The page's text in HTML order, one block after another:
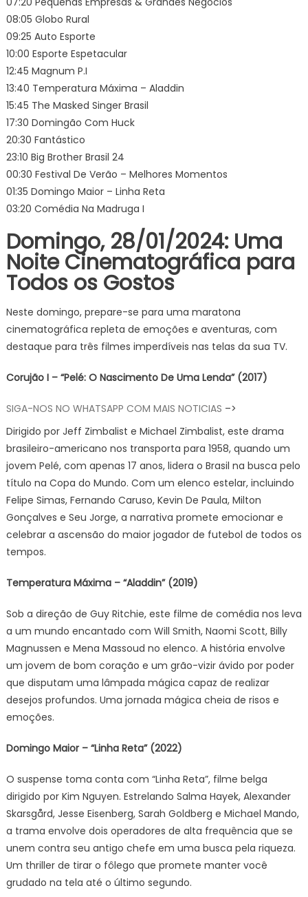
08:05 Globo Rural
09:25 Auto Esporte
10:00 Esporte Espetacular
12:45 Magnum P.I
13:40 Temperatura Máxima – Aladdin
15:45 The Masked Singer Brasil
17:30 Domingão Com Huck
20:30 Fantástico
23:10 Big Brother Brasil 24
00:30 Festival De Verão – Melhores Momentos
01:35 Domingo Maior – Linha Reta
03:20 Comédia Na Madruga I
Domingo, 28/01/2024: Uma
Noite Cinematográfica para
Todos os Gostos
Neste domingo, prepare-se para uma maratona
cinematográfica repleta de emoções e aventuras, com
destaque para três filmes imperdíveis nas telas da sua TV.
Corujão I – “Pelé: O Nascimento De Uma Lenda” (2017)
SIGA-NOS NO WHATSAPP COM MAIS NOTICIAS –>
Dirigido por Jeff Zimbalist e Michael Zimbalist, este drama
brasileiro-americano nos transporta para 1958, quando um
jovem Pelé, com apenas 17 anos, lidera o Brasil na busca pelo
título na Copa do Mundo. Com um elenco estelar, incluindo
Felipe Simas, Fernando Caruso, Kevin De Paula, Milton
Gonçalves e Seu Jorge, a narrativa promete emocionar e
celebrar a ascensão do maior jogador de futebol de todos os
tempos.
Temperatura Máxima – “Aladdin” (2019)
Sob a direção de Guy Ritchie, este filme de comédia nos leva
a um mundo encantado com Will Smith, Naomi Scott, Billy
Magnussen e Mena Massoud no elenco. A história envolve
um jovem de bom coração e um grão-vizir ávido por poder
que disputam uma lâmpada mágica capaz de realizar
desejos profundos. Uma jornada mágica cheia de risos e
emoções.
Domingo Maior – “Linha Reta” (2022)
O suspense toma conta com “Linha Reta”, filme belga
dirigido por Kim Nguyen. Estrelando Salma Hayek, Alexander
Skarsgård, Jesse Eisenberg, Sarah Goldberg e Michael Mando,
a trama envolve dois operadores de alta frequência que se
unem contra seu antigo chefe em uma busca pela riqueza.
Um thriller de tirar o fôlego que promete manter você
grudado na tela até o último segundo.